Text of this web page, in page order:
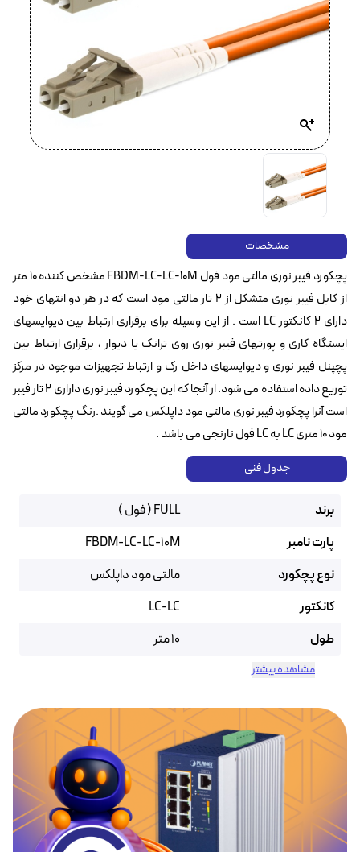
مشخصات
پچکورد فیبر نوری مالتی مود فول FBDM-LC-LC-10M مشخص کننده 10 متر
از کابل فیبر نوری متشکل از ۲ تار مالتی مود است که در هر دو انتهای خود
دارای ۲ کانکتور LC است . از این وسیله برای برقراری ارتباط بین دیوایسهای
ایستگاه کاری و پورتهای فیبر نوری روی ترانک یا دیوار ، برقراری ارتباط بین
پچپنل فیبر نوری و دیوایسهای داخل رک و ارتباط تجهیزات موجود در مرکز
توزیع داده استفاده می شود. از آنجا که این پچکورد فیبر نوری داراری ۲ تار فیبر
است آنرا پچکورد فیبر نوری مالتی مود داپلکس می گویند .رنگ پچکورد مالتی
مود 10 متری LC به LC فول نارنجی می باشد .
جدول فنی
برند
FULL ( فول )
پارت نامبر
FBDM-LC-LC-10M
نوع پچکورد
مالتی مود داپلکس
کانکتور
LC-LC
طول
10 متر
مشاهده بیشتر